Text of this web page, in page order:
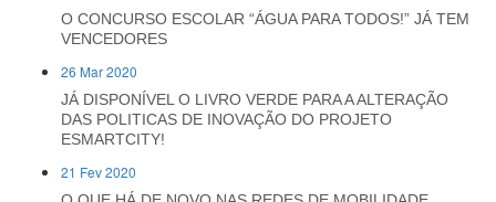
O CONCURSO ESCOLAR “ÁGUA PARA TODOS!” JÁ TEM
VENCEDORES
26 Mar 2020
JÁ DISPONÍVEL O LIVRO VERDE PARA A ALTERAÇÃO
DAS POLITICAS DE INOVAÇÃO DO PROJETO
ESMARTCITY!
21 Fev 2020